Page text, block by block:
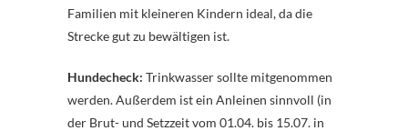
Familien mit kleineren Kindern ideal, da die
Strecke gut zu bewältigen ist.
Hundecheck: Trinkwasser sollte mitgenommen
werden. Außerdem ist ein Anleinen sinnvoll (in
der Brut- und Setzzeit vom 01.04. bis 15.07. in